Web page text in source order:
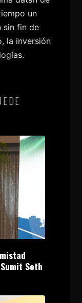
un
sin fin de
la inversión
Seth